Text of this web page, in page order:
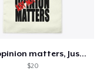
Your opinion matters, Just not to me!
$20